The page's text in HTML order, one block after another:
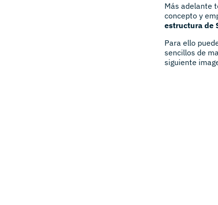
Más adelante
concepto y
estructura de
Para ello
sencillos de
siguiente